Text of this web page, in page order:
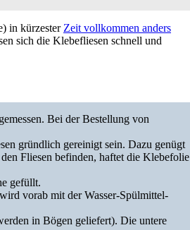
in kürzester Zeit vollkommen anders
sich die Klebefliesen schnell und
Bei der Bestellung von
gründlich gereinigt sein. Dazu genügt
Fliesen befinden, haftet die Klebefolie
gefüllt.
vorab mit der Wasser-Spülmittel-
in Bögen geliefert). Die untere